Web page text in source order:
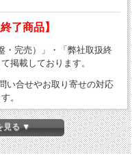
了商品】
・完売）」・「弊社取扱終
掲載しております。
い合せやお取り寄せの対応
。
ゴールド）を出していま
がデザインされたZippoで
スメ！！
見る ▼